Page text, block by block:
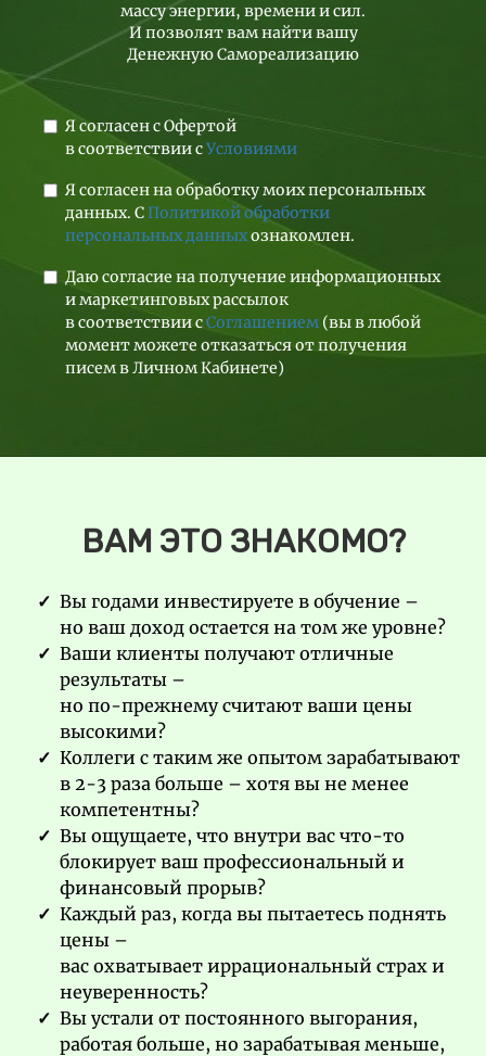
массу энергии, времени и сил.
И позволят вам найти вашу
Денежную Самореализацию
Я согласен с Офертой
в соответствии сУсловиями
Я согласен на обработку моих персональных
данных. СПолитикой обработки
персональных данныхознакомлен.
Даю согласие на получение информационных
и маркетинговых рассылок
в соответствии сСоглашением (вы в любой
момент можете отказаться от получения
писем в Личном Кабинете)
ВАМ ЭТО ЗНАКОМО?
Вы годами инвестируете в обучение –
но ваш доход остается на том же уровне?
Ваши клиенты получают отличные
результаты –
но по-прежнему считают ваши цены
высокими?
Коллеги с таким же опытом зарабатывают
в 2-3 раза больше – хотя вы не менее
компетентны?
Вы ощущаете, что внутри вас что-то
блокирует ваш профессиональный и
финансовый прорыв?
Каждый раз, когда вы пытаетесь поднять
цены –
вас охватывает иррациональный страх и
неуверенность?
Вы устали от постоянного выгорания,
работая больше, но зарабатывая меньше,